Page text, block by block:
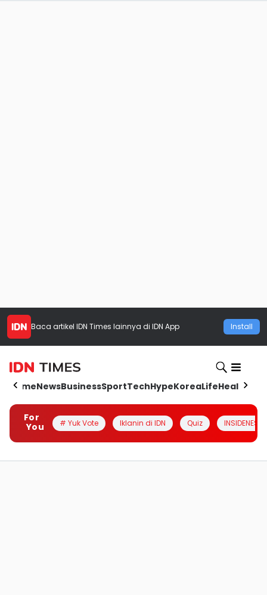
Baca artikel IDN Times lainnya di IDN App Install
HomeNewsBusinessSportTechHypeKoreaLifeHealth
For
You
# Yuk Vote Iklanin di IDN Quiz INSIDENESIA